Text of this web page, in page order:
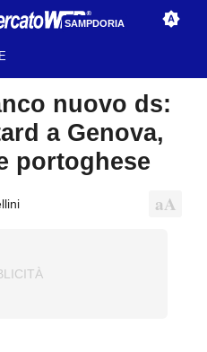
SAMPDORIA
nuovo ds:
a Genova,
portoghese